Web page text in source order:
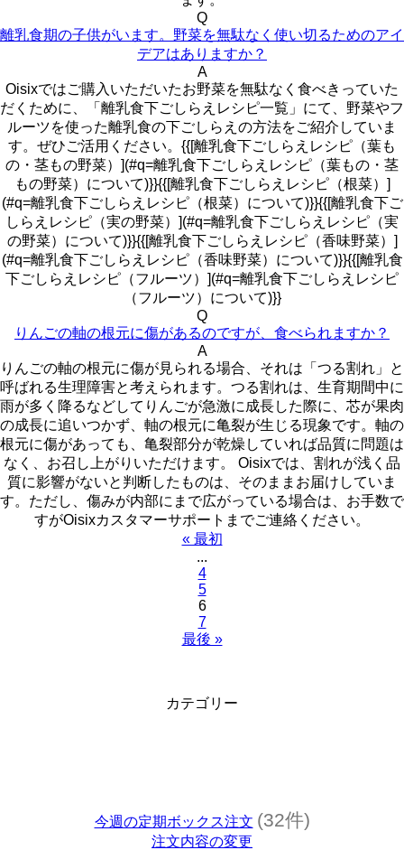
Q
離乳食期の子供がいます。野菜を無駄なく使い切るためのアイ
デアはありますか？
A
Oisixではご購入いただいたお野菜を無駄なく食べきっていた
だくために、「離乳食下ごしらえレシピ一覧」にて、野菜やフ
ルーツを使った離乳食の下ごしらえの方法をご紹介していま
す。ぜひご活用ください。{{[離乳食下ごしらえレシピ（葉も
の・茎もの野菜）](#q=離乳食下ごしらえレシピ（葉もの・茎
もの野菜）について)}}{{[離乳食下ごしらえレシピ（根菜）]
(#q=離乳食下ごしらえレシピ（根菜）について)}}{{[離乳食下ご
しらえレシピ（実の野菜）](#q=離乳食下ごしらえレシピ（実
の野菜）について)}}{{[離乳食下ごしらえレシピ（香味野菜）]
(#q=離乳食下ごしらえレシピ（香味野菜）について)}}{{[離乳食
下ごしらえレシピ（フルーツ）](#q=離乳食下ごしらえレシピ
（フルーツ）について)}}
Q
りんごの軸の根元に傷があるのですが、食べられますか？
A
りんごの軸の根元に傷が見られる場合、それは「つる割れ」と
呼ばれる生理障害と考えられます。つる割れは、生育期間中に
雨が多く降るなどしてりんごが急激に成長した際に、芯が果肉
の成長に追いつかず、軸の根元に亀裂が生じる現象です。軸の
根元に傷があっても、亀裂部分が乾燥していれば品質に問題は
なく、お召し上がりいただけます。 Oisixでは、割れが浅く品
質に影響がないと判断したものは、そのままお届けしていま
す。ただし、傷みが内部にまで広がっている場合は、お手数で
すがOisixカスタマーサポートまでご連絡ください。
« 最初
...
4
5
6
7
最後 »
カテゴリー
今週の定期ボックス注文 (32件)
注文内容の変更